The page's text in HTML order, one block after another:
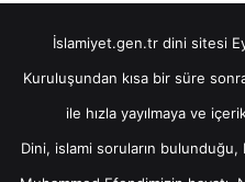
İslamiyet.gen.tr dini sitesi
Kuruluşundan kısa bir süre
ile hızla yayılmaya ve
Dini, islami soruların bulunduğu,